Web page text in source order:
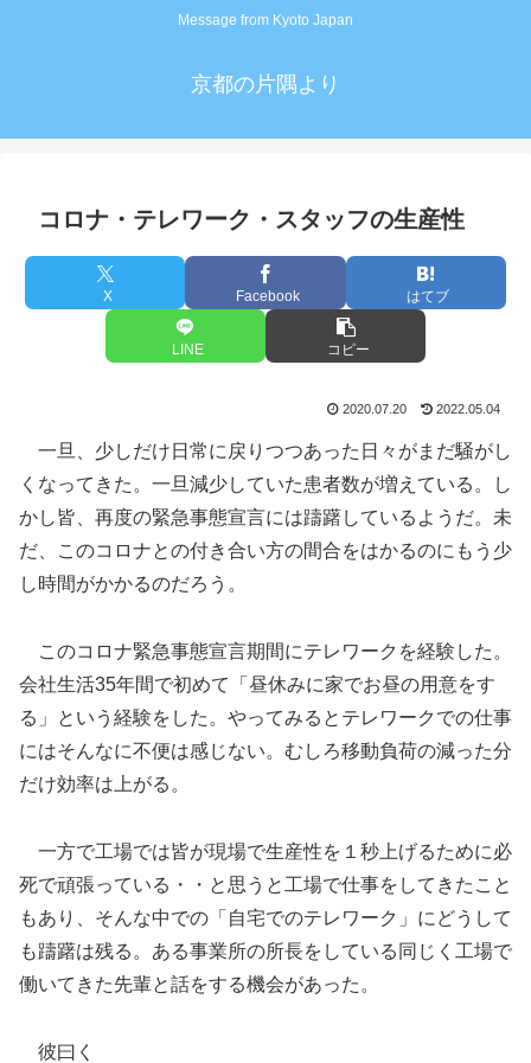
Message from Kyoto Japan
京都の片隅より
コロナ・テレワーク・スタッフの生産性
X Facebook はてブ
LINE コピー
2020.07.20 2022.05.04
一旦、少しだけ日常に戻りつつあった日々がまだ騒がし
くなってきた。一旦減少していた患者数が増えている。し
かし皆、再度の緊急事態宣言には躊躇しているようだ。未
だ、このコロナとの付き合い方の間合をはかるのにもう少
し時間がかかるのだろう。
このコロナ緊急事態宣言期間にテレワークを経験した。
会社生活35年間で初めて「昼休みに家でお昼の用意をす
る」という経験をした。やってみるとテレワークでの仕事
にはそんなに不便は感じない。むしろ移動負荷の減った分
だけ効率は上がる。
一方で工場では皆が現場で生産性を１秒上げるために必
死で頑張っている・・と思うと工場で仕事をしてきたこと
もあり、そんな中での「自宅でのテレワーク」にどうして
も躊躇は残る。ある事業所の所長をしている同じく工場で
働いてきた先輩と話をする機会があった。
彼曰く